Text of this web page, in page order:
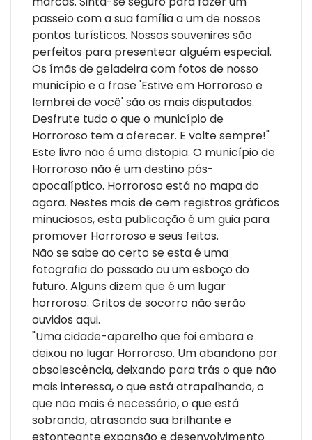
passeio com a sua família a um de nossos
pontos turísticos. Nossos souvenires são
perfeitos para presentear alguém especial.
Os ímãs de geladeira com fotos de nosso
município e a frase 'Estive em Horroroso e
lembrei de você' são os mais disputados.
Desfrute tudo o que o município de
Horroroso tem a oferecer. E volte sempre!"
Este livro não é uma distopia. O município de
Horroroso não é um destino pós-
apocalíptico. Horroroso está no mapa do
agora. Nestes mais de cem registros gráficos
minuciosos, esta publicação é um guia para
promover Horroroso e seus feitos.
Não se sabe ao certo se esta é uma
fotografia do passado ou um esboço do
futuro. Alguns dizem que é um lugar
horroroso. Gritos de socorro não serão
ouvidos aqui.
"Uma cidade-aparelho que foi embora e
deixou no lugar Horroroso. Um abandono por
obsolescência, deixando para trás o que não
mais interessa, o que está atrapalhando, o
que não mais é necessário, o que está
sobrando, atrasando sua brilhante e
estonteante expansão e desenvolvimento